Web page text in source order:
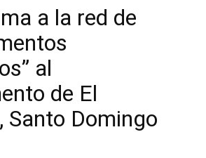
a la red de
al
de El
Santo Domingo